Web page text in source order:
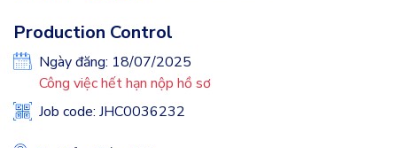
Production Control
Ngày đăng: 18/07/2025
Công việc hết hạn nộp hồ sơ
Job code: JHC0036232